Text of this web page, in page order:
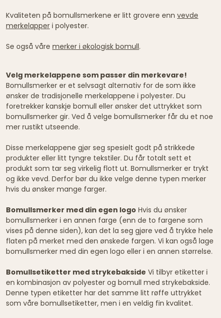
Kvaliteten på bomullsmerkene er litt grovere enn vevde
merkelapper i polyester.
Se også våre merker i økologisk bomull.
Velg merkelappene som passer din merkevare!
Bomullsmerker er et selvsagt alternativ for de som ikke
ønsker de tradisjonelle merkelappene i polyester. Du
foretrekker kanskje bomull eller ønsker det uttrykket som
bomullsmerker gir. Ved å velge bomullsmerker får du et noe
mer rustikt utseende.
Disse merkelappene gjør seg spesielt godt på strikkede
produkter eller litt tyngre tekstiler. Du får totalt sett et
produkt som tar seg virkelig flott ut. Bomullsmerker er trykt
og ikke vevd. Derfor bør du ikke velge denne typen merker
hvis du ønsker mange farger.
Bomullsmerker med din egen logo Hvis du ønsker
bomullsmerker i en annen farge (enn de to fargene som
vises på denne siden), kan det la seg gjøre ved å trykke hele
flaten på merket med den ønskede fargen. Vi kan også lage
bomullsmerker med din egen logo eller i en annen størrelse.
Bomullsetiketter med strykebakside Vi tilbyr etiketter i
en kombinasjon av polyester og bomull med strykebakside.
Denne typen etiketter har det samme litt røffe uttrykket
som våre bomullsetiketter, men i en veldig fin kvalitet.